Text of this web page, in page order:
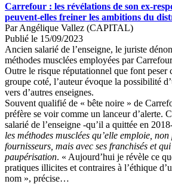
Carrefour : les révélations de son ex-
peuvent-elles freiner les ambitions du
Par Angélique Vallez (CAPITAL)
Publié le 15/09/2023
Ancien salarié de l’enseigne, le juriste
méthodes musclées employées par
Outre le risque réputationnel que font peser
groupe coté, l’auteur évoque la possibilité
vers d’autres enseignes.
Souvent qualifié de « bête noire » de
préfère se voir comme un lanceur d’alerte.
salarié de l’enseigne -qu’il a quittée en
les méthodes musclées qu’elle emploie, non
fournisseurs, mais avec ses franchisés et
paupérisation. « Aujourd’hui je révèle ce
pratiques illicites et contraires à l’éthique
nom », précise…